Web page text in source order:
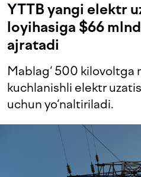
YTTB yangi elektr
loyihasiga $66
ajratadi
Mablag‘ 500 kilovoltga
kuchlanishli elektr
uchun yo‘naltiriladi.